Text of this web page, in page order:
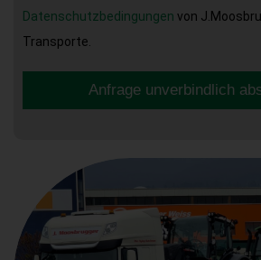
Datenschutzbedingungen von
Transporte.
Anfrage unverbindlich